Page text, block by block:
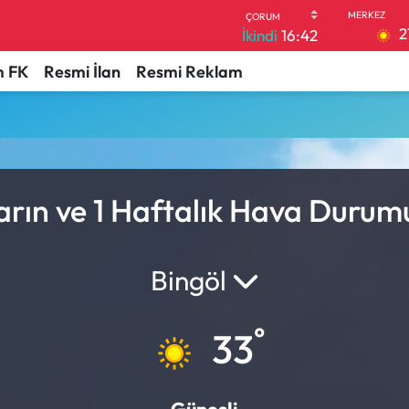
İkindi 16:42
FK Resmi İlan Resmi Reklam
ve 1 Haftalık Hava
Bingöl
33°